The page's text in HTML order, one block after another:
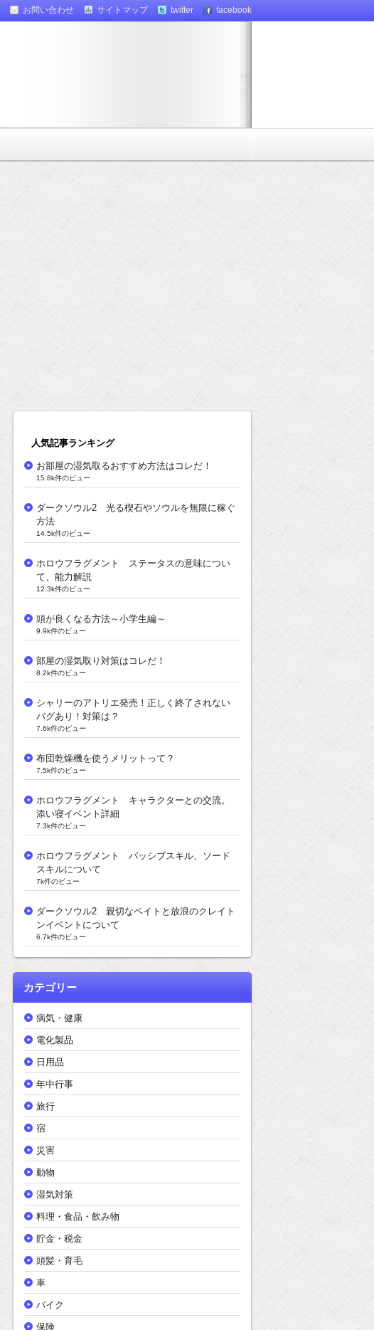
お問い合わせ サイトマップ twitter facebook
人気記事ランキング
お部屋の湿気取るおすすめ方法はコレだ！
15.8k件のビュー
ダークソウル2 光る楔石やソウルを無限に稼ぐ
方法
14.5k件のビュー
ホロウフラグメント ステータスの意味につい
て、能力解説
12.3k件のビュー
頭が良くなる方法～小学生編～
9.9k件のビュー
部屋の湿気取り対策はコレだ！
8.2k件のビュー
シャリーのアトリエ発売！正しく終了されない
バグあり！対策は？
7.6k件のビュー
布団乾燥機を使うメリットって？
7.5k件のビュー
ホロウフラグメント キャラクターとの交流。
添い寝イベント詳細
7.3k件のビュー
ホロウフラグメント パッシブスキル、ソード
スキルについて
7k件のビュー
ダークソウル2 親切なペイトと放浪のクレイト
ンイベントについて
6.7k件のビュー
カテゴリー
病気・健康
電化製品
日用品
年中行事
旅行
宿
災害
動物
湿気対策
料理・食品・飲み物
貯金・税金
頭髪・育毛
車
バイク
保険